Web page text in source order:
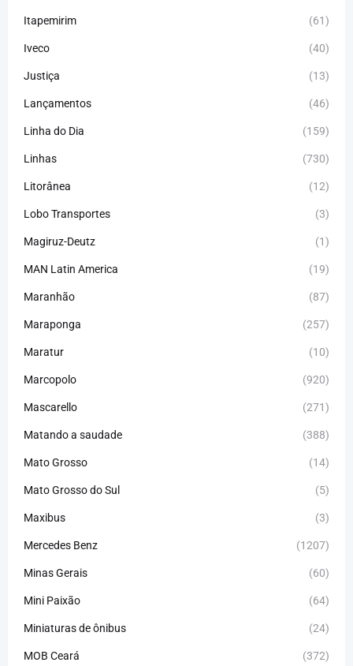
Itapemirim (61)
Iveco (40)
Justiça (13)
Lançamentos (46)
Linha do Dia (159)
Linhas (730)
Litorânea (12)
Lobo Transportes (3)
Magiruz-Deutz (1)
MAN Latin America (19)
Maranhão (87)
Maraponga (257)
Maratur (10)
Marcopolo (920)
Mascarello (271)
Matando a saudade (388)
Mato Grosso (14)
Mato Grosso do Sul (5)
Maxibus (3)
Mercedes Benz (1207)
Minas Gerais (60)
Mini Paixão (64)
Miniaturas de ônibus (24)
MOB Ceará (372)